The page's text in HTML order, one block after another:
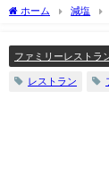
ホーム 減塩
ファミリーレストラ
レストラン